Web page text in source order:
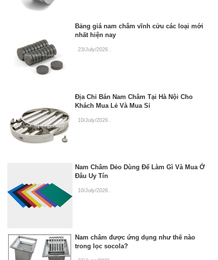
Bảng giá nam châm vĩnh cửu các loại mới
nhất hiện nay
23/July/2026
Địa Chỉ Bán Nam Châm Tại Hà Nội Cho
Khách Mua Lẻ Và Mua Sỉ
10/July/2026
Nam Châm Dẻo Dùng Để Làm Gì Và Mua Ở
Đâu Uy Tín
10/July/2026
Nam châm được ứng dụng như thế nào
trong lọc socola?